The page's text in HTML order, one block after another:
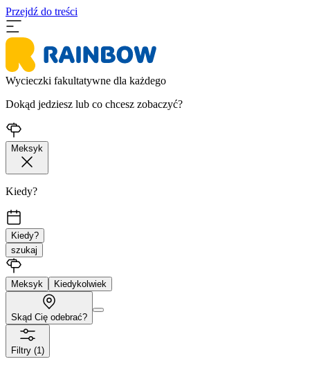
Przejdź do treści
Wycieczki fakultatywne dla każdego
Dokąd jedziesz lub co chcesz zobaczyć?
Meksyk
Kiedy?
Kiedy?
szukaj
Meksyk Kiedykolwiek
Skąd Cię odebrać?
Filtry (1)